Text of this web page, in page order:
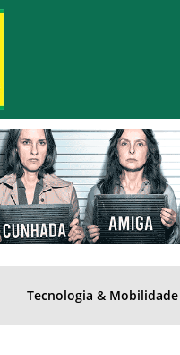
Tecnologia & Mobilidade